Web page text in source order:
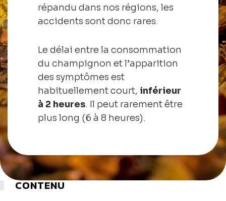
répandu dans nos régions, les
accidents sont donc rares.
Le délai entre la consommation
du champignon et l’apparition
des symptômes est
habituellement court, inférieur
à 2 heures. Il peut rarement être
plus long (6 à 8 heures).
CONTENU